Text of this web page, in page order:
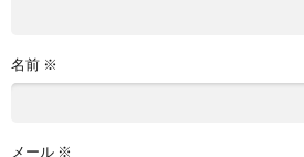
名前 ※
メール ※